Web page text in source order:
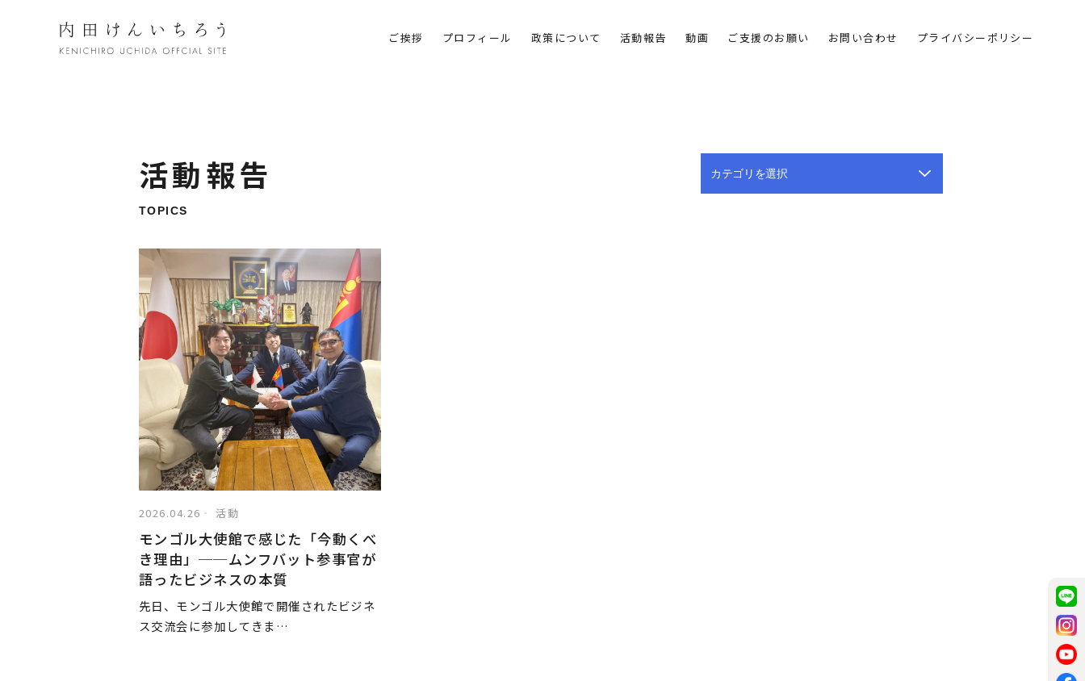
ご挨拶 プロフィール 政策について 活動報告 動画 ご支援のお願い お問い合わせ プライバシーポリシー
活動報告
TOPICS
2026.04.26 活動
モンゴル大使館で感じた「今動くべ
き理由」──ムンフバット参事官が
語ったビジネスの本質
先日、モンゴル大使館で開催されたビジネ
ス交流会に参加してきま…